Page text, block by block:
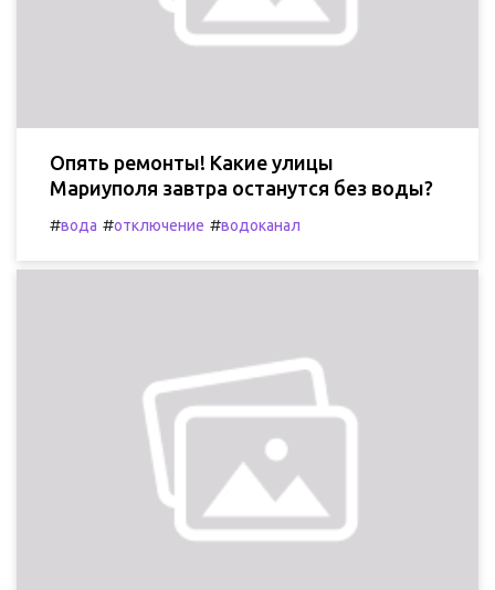
Опять ремонты! Какие улицы
Мариуполя завтра останутся без воды?
#вода #отключение #водоканал